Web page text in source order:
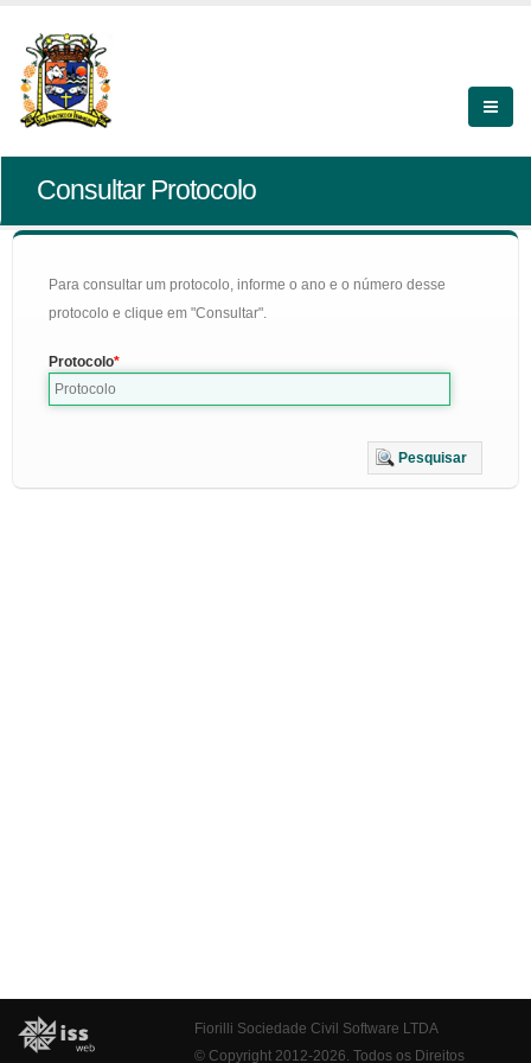
Consultar Protocolo
Para consultar um protocolo, informe o ano e o número desse
protocolo e clique em "Consultar".
Protocolo
Pesquisar
Fiorilli Sociedade Civil Software LTDA
© Copyright 2012-2026. Todos os Direitos